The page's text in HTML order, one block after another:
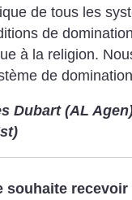
de tous les
de
à la religion.
de
Dubart (AL
souhaite